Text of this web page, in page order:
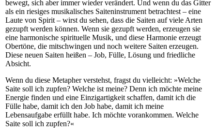
bewegt, sich aber immer wieder verändert. Und wenn du das Gitter
als ein riesiges musikalisches Saiteninstrument betrachtest – eine
Laute von Spirit – wirst du sehen, dass die Saiten auf viele Arten
gezupft werden können. Wenn sie gezupft werden, erzeugen sie
eine harmonische spirituelle Musik, und diese Harmonie erzeugt
Obertöne, die mitschwingen und noch weitere Saiten erzeugen.
Diese neuen Saiten heißen – Job, Fülle, Lösung und friedliche
Absicht.
Wenn du diese Metapher verstehst, fragst du vielleicht: »Welche
Saite soll ich zupfen? Welche ist meine? Denn ich möchte meine
Energie finden und eine Einzigartigkeit schaffen, damit ich die
Fülle habe, damit ich den Job habe, damit ich meine
Lebensaufgabe erfüllt habe. Ich möchte vorankommen. Welche
Saite soll ich zupfen?«